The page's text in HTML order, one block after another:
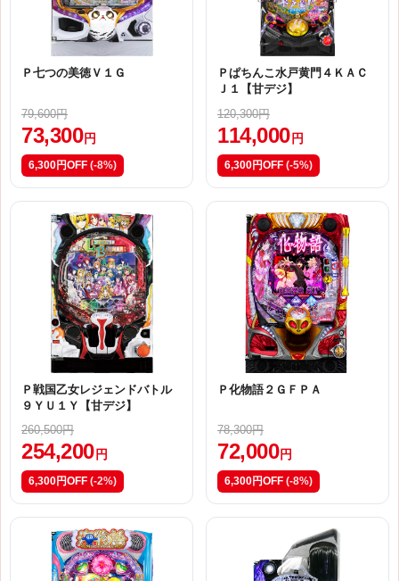
Ｐ七つの美徳Ｖ１Ｇ
79,600円
73,300 円
6,300円OFF (-8%)
Ｐぱちんこ水戸黄門４ＫＡＣ
Ｊ１【甘デジ】
120,300円
114,000 円
6,300円OFF (-5%)
Ｐ戦国乙女レジェンドバトル
９ＹＵ１Ｙ【甘デジ】
260,500円
254,200 円
6,300円OFF (-2%)
Ｐ化物語２ＧＦＰＡ
78,300円
72,000 円
6,300円OFF (-8%)